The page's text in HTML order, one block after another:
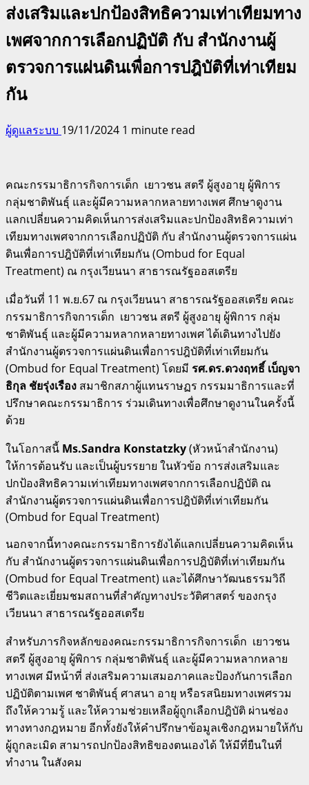
ส่งเสริมและปกป้องสิทธิความเท่าเทียมทาง
เพศจากการเลือกปฏิบัติ กับ สำนักงานผู้
ตรวจการแผ่นดินเพื่อการปฎิบัติที่เท่าเทียม
กัน
ผู้ดูแลระบบ 19/11/2024 1 minute read
คณะกรรมาธิการกิจการเด็ก ​ ​เยาวชน สตรี ผู้สูงอายุ ผู้พิการ
กลุ่มชาติพันธุ์ และผู้มีความ​หลากหลายทางเพศ ศึกษาดูงาน
แลกเปลี่ยนความคิดเห็นการส่งเสริมและปกป้องสิทธิความเท่า
เทียมทางเพศจากการเลือกปฏิบัติ กับ สำนักงานผู้ตรวจการแผ่น
ดินเพื่อการปฎิบัติที่เท่าเทียมกัน (Ombud for Equal
Treatment) ณ กรุงเวียนนา สาธารณรัฐออสเตรีย
เมื่อวันที่ 11 พ.ย.67 ณ กรุงเวียนนา สาธารณรัฐออสเตรีย คณะ
กรรมาธิการกิจการเด็ก ​ ​เยาวชน สตรี ผู้สูงอายุ ผู้พิการ กลุ่ม
ชาติพันธุ์ และผู้มีความ​หลากหลายทางเพศ ได้เดินทางไปยัง
สำนักงานผู้ตรวจการแผ่นดินเพื่อการปฎิบัติที่เท่าเทียมกัน
(Ombud for Equal Treatment) โดยมี รศ.ดร.ดวงฤทธิ์ เบ็ญจา
ธิกุล ชัยรุ่งเรือง สมาชิกสภาผู้แทนราษฏร กรรมมาธิการและที่
ปรึกษาคณะกรรมาธิการ ร่วมเดินทางเพื่อศึกษาดูงานในครั้งนี้
ด้วย
ในโอกาสนี้ Ms.Sandra Konstatzky(หัวหน้าสำนักงาน)
ให้การต้อนรับ และเป็นผู้บรรยาย ในหัวข้อ การส่งเสริมและ
ปกป้องสิทธิความเท่าเทียมทางเพศจากการเลือกปฏิบัติ ณ
สำนักงานผู้ตรวจการแผ่นดินเพื่อการปฎิบัติที่เท่าเทียมกัน
(Ombud for Equal Treatment)
นอกจากนี้ทางคณะกรรมาธิการยังได้แลกเปลี่ยนความคิดเห็น
กับ สำนักงานผู้ตรวจการแผ่นดินเพื่อการปฎิบัติที่เท่าเทียมกัน
(Ombud for Equal Treatment) และได้ศึกษาวัฒนธรรมวิถี
ชีวิตและเยี่ยมชมสถานที่สำคัญทางประวัติศาสตร์ ของกรุง
เวียนนา สาธารณรัฐออสเตรีย
สำหรับภารกิจหลักของคณะกรรมาธิการกิจการเด็ก ​ ​เยาวชน
สตรี ผู้สูงอายุ ผู้พิการ กลุ่มชาติพันธุ์ และผู้มีความ​หลากหลาย
ทางเพศ มีหน้าที่ ส่งเสริมความเสมอภาคและป้องกันการเลือก
ปฏิบัติตามเพศ ชาติพันธุ์ ศาสนา อายุ หรือรสนิยมทางเพศรวม
ถึงให้ความรู้ และให้ความช่วยเหลือผู้ถูกเลือกปฎิบัติ ผ่านช่อง
ทางทางกฎหมาย อีกทั้งยังให้คำปรึกษาข้อมูลเชิงกฎหมายให้กับ
ผู้ถูกละเมิด สามารถปกป้องสิทธิของตนเองได้ ให้มีที่ยืนในที่
ทำงาน ในสังคม